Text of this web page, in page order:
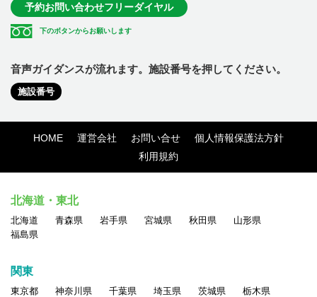
予約お問い合わせフリーダイヤル
下のボタンからお願いします
音声ガイダンスが流れます。施設番号を押してください。
施設番号
HOME 運営会社 お問い合せ
個人情報保護法方針
利用規約
北海道・東北
北海道 青森県 岩手県 宮城県 秋田県
山形県
福島県
関東
東京都 神奈川県 千葉県 埼玉県 茨城県
栃木県